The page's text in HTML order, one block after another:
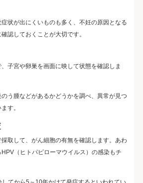
状が出にくいものも多く、不妊の原因となる
認しておくことが大切です。
子宮や卵巣を画面に映して状態を確認しま
う腫などがあるかどうかを調べ、異常が見つ
す。
取して、がん細胞の有無を確認します。あわ
（ヒトパピローマウイルス）の感染もチ